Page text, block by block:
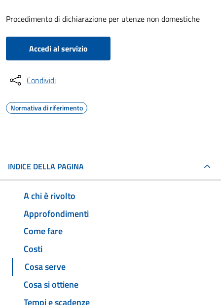
Procedimento di dichiarazione per utenze non domestiche
Accedi al servizio
Condividi
Normativa di riferimento
INDICE DELLA PAGINA
A chi è rivolto
Approfondimenti
Come fare
Costi
Cosa serve
Cosa si ottiene
Tempi e scadenze